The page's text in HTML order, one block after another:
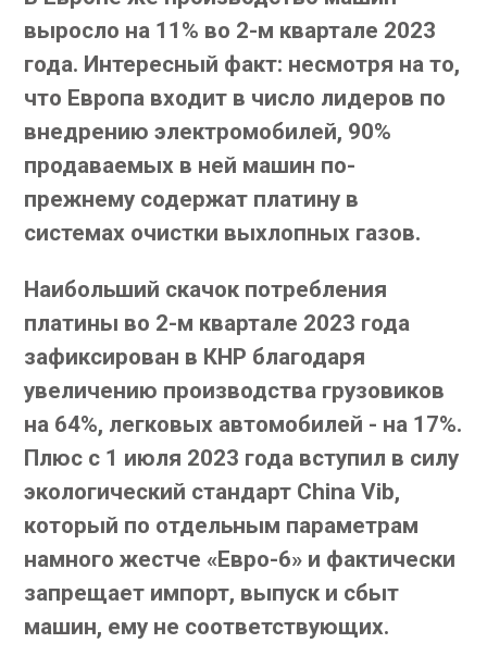
выросло на 11% во 2-м квартале 2023
года. Интересный факт: несмотря на то,
что Европа входит в число лидеров по
внедрению электромобилей, 90%
продаваемых в ней машин по-
прежнему содержат платину в
системах очистки выхлопных газов.
Наибольший скачок потребления
платины во 2-м квартале 2023 года
зафиксирован в КНР благодаря
увеличению производства грузовиков
на 64%, легковых автомобилей - на 17%.
Плюс с 1 июля 2023 года вступил в силу
экологический стандарт China Vib,
который по отдельным параметрам
намного жестче «Евро-6» и фактически
запрещает импорт, выпуск и сбыт
машин, ему не соответствующих.